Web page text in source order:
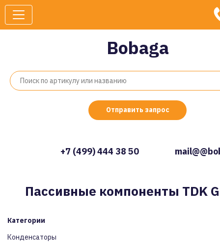
Bobaga
Отправить запрос
+7 (499) 444 38 50
Пассивные компоненты TDK
Категории
Конденсаторы